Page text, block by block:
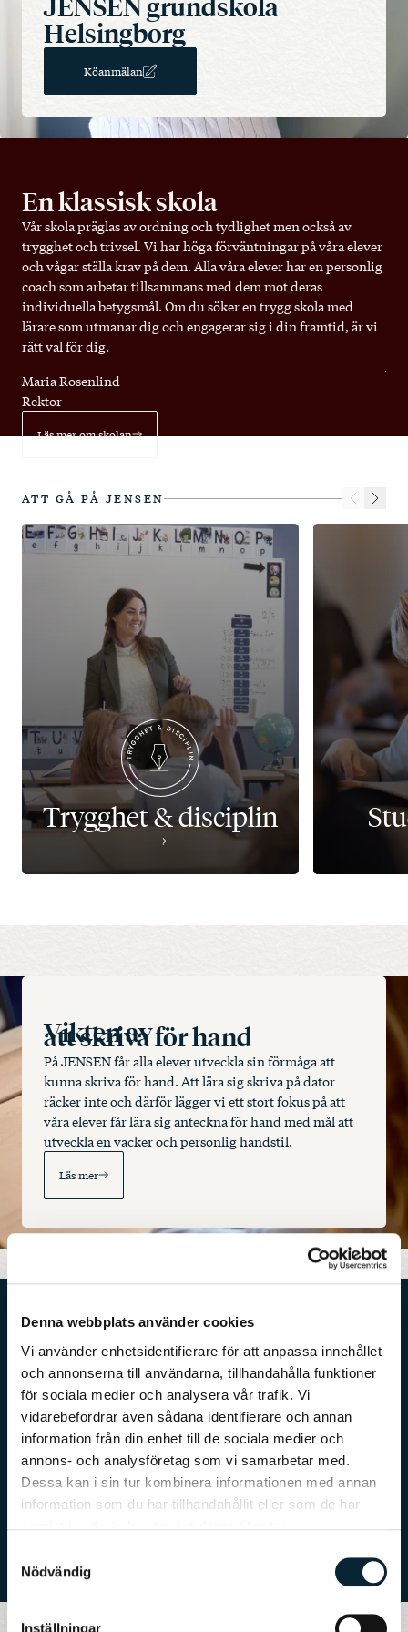
Denna webbplats använder cookies
Vi använder enhetsidentifierare för att anpassa innehållet
och annonserna till användarna, tillhandahålla funktioner
för sociala medier och analysera vår trafik. Vi
vidarebefordrar även sådana identifierare och annan
information från din enhet till de sociala medier och
annons- och analysföretag som vi samarbetar med.
Dessa kan i sin tur kombinera informationen med annan
information som du har tillhandahållit eller som de har
Nödvändig
Inställningar
JENSEN grundskola
Helsingborg
Köanmälan
Maria Rosenlind
Rektor
Läs mer om skolan
En klassisk skola
Vår skola präglas av ordning och tydlighet men också av
trygghet och trivsel. Vi har höga förväntningar på våra elever
och vågar ställa krav på dem. Alla våra elever har en personlig
coach som arbetar tillsammans med dem mot deras
individuella betygsmål. Om du söker en trygg skola med
lärare som utmanar dig och engagerar sig i din framtid, är vi
rätt val för dig.
ATT GÅ PÅ JENSEN
Trygghet & disciplin
Vikten av
att skriva för hand
På JENSEN får alla elever utveckla sin förmåga att
kunna skriva för hand. Att lära sig skriva på dator
räcker inte och därför lägger vi ett stort fokus på att
våra elever får lära sig anteckna för hand med mål att
utveckla en vacker och personlig handstil.
Läs mer
En klassisk
svensk skola
Vi är en traditionell skola fri från trender. I våra klassrum
råder studiero där läraren får vara ledaren. Vi prioriterar
ordning & reda, studiero, gott uppförande och disciplin, men
även läsning av skönlitteratur, handstil och skrivstil.